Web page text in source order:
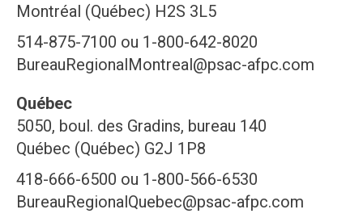
Montréal (Québec) H2S 3L5
514-875-7100 ou 1-800-642-8020
BureauRegionalMontreal@psac-afpc.com
Québec
5050, boul. des Gradins, bureau 140
Québec (Québec) G2J 1P8
418-666-6500 ou 1-800-566-6530
BureauRegionalQuebec@psac-afpc.com